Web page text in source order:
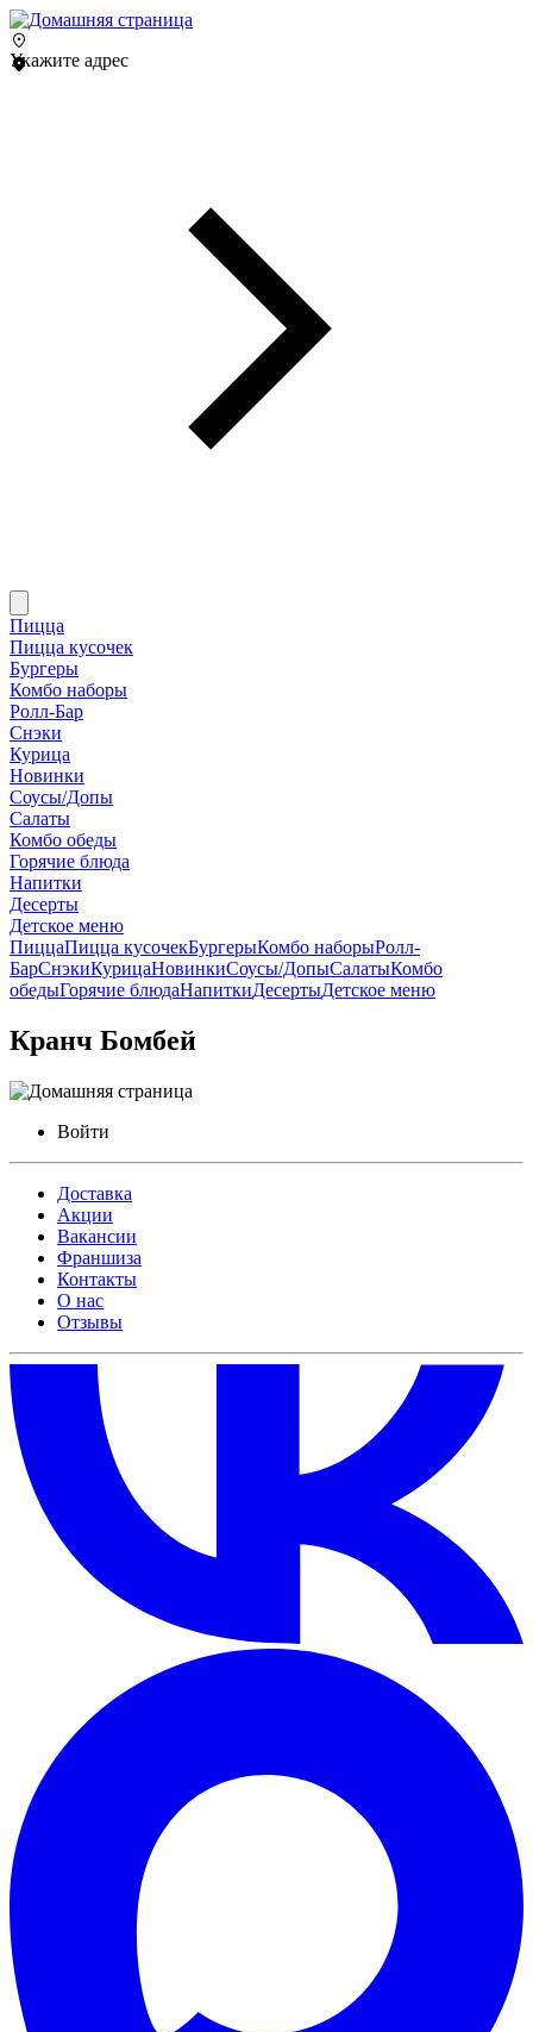
Укажите адрес
Пицца
Пицца кусочек
Бургеры
Комбо наборы
Ролл-Бар
Снэки
Курица
Новинки
Соусы/Допы
Салаты
Комбо обеды
Горячие блюда
Напитки
Десерты
Детское меню
ПиццаПицца кусочекБургерыКомбо наборыРолл-
БарСнэкиКурицаНовинкиСоусы/ДопыСалатыКомбо
обедыГорячие блюдаНапиткиДесертыДетское меню
Кранч Бомбей
Войти
Доставка
Акции
Вакансии
Франшиза
Контакты
О нас
Отзывы